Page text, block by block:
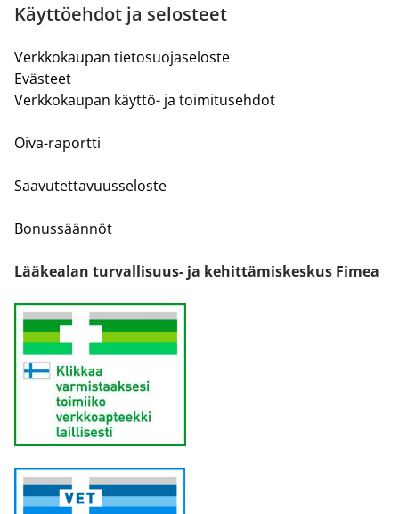
Käyttöehdot ja selosteet
Verkkokaupan tietosuojaseloste
Evästeet
Verkkokaupan käyttö- ja toimitusehdot
Oiva-raportti
Saavutettavuusseloste
Bonussäännöt
Lääkealan turvallisuus- ja kehittämiskeskus Fimea